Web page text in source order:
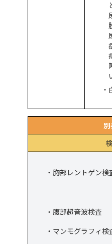
胸部レントゲン検
腹部超音波検査
マンモグラフィ検